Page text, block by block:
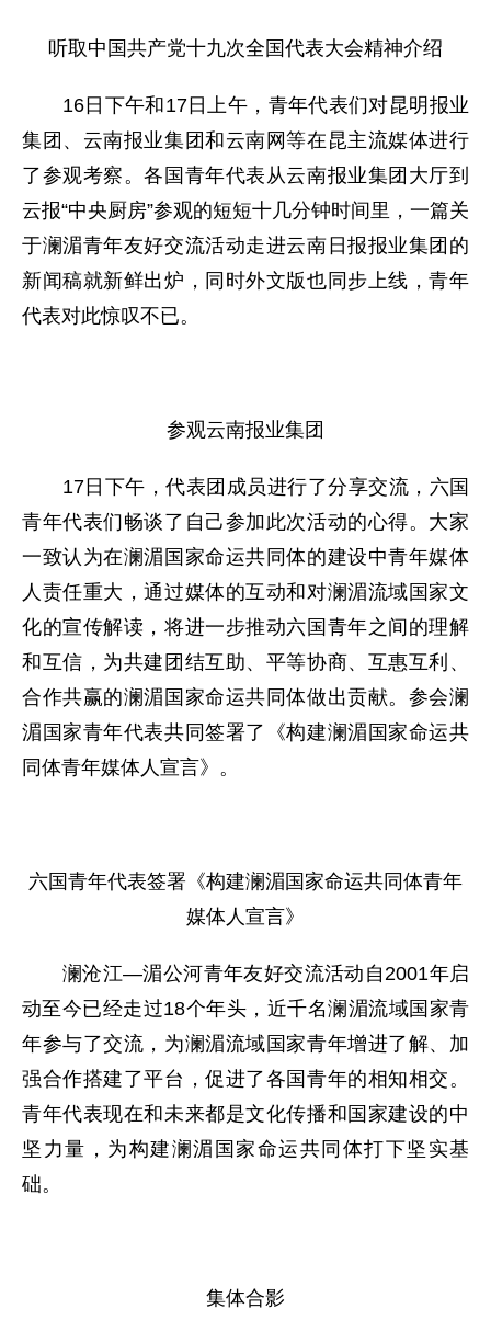
听取中国共产党十九次全国代表大会精神介绍
16日下午和17日上午，青年代表们对昆明报业
集团、云南报业集团和云南网等在昆主流媒体进行
了参观考察。各国青年代表从云南报业集团大厅到
云报“中央厨房”参观的短短十几分钟时间里，一篇关
于澜湄青年友好交流活动走进云南日报报业集团的
新闻稿就新鲜出炉，同时外文版也同步上线，青年
代表对此惊叹不已。
参观云南报业集团
17日下午，代表团成员进行了分享交流，六国
青年代表们畅谈了自己参加此次活动的心得。大家
一致认为在澜湄国家命运共同体的建设中青年媒体
人责任重大，通过媒体的互动和对澜湄流域国家文
化的宣传解读，将进一步推动六国青年之间的理解
和互信，为共建团结互助、平等协商、互惠互利、
合作共赢的澜湄国家命运共同体做出贡献。参会澜
湄国家青年代表共同签署了《构建澜湄国家命运共
同体青年媒体人宣言》。
六国青年代表签署《构建澜湄国家命运共同体青年
媒体人宣言》
澜沧江—湄公河青年友好交流活动自2001年启
动至今已经走过18个年头，近千名澜湄流域国家青
年参与了交流，为澜湄流域国家青年增进了解、加
强合作搭建了平台，促进了各国青年的相知相交。
青年代表现在和未来都是文化传播和国家建设的中
坚力量，为构建澜湄国家命运共同体打下坚实基
础。
集体合影